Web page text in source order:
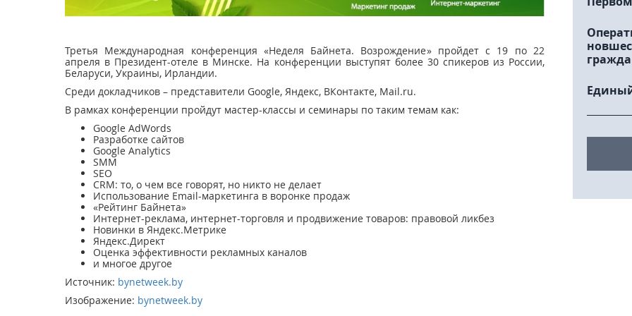
Третья Международная конференция «Неделя Байнета. Возрождение» пройдет с 19 по 22
апреля в Президент-отеле в Минске. На конференции выступят более 30 спикеров из России,
Беларуси, Украины, Ирландии.
Среди докладчиков – представители Google, Яндекс, ВКонтакте, Mail.ru.
В рамках конференции пройдут мастер-классы и семинары по таким темам как:
Google AdWords
Разработке сайтов
Google Analytics
SMM
SEO
CRM: то, о чем все говорят, но никто не делает
Использование Email-маркетинга в воронке продаж
«Рейтинг Байнета»
Интернет-реклама, интернет-торговля и продвижение товаров: правовой ликбез
Новинки в Яндекс.Метрике
Яндекс.Директ
Оценка эффективности рекламных каналов
и многое другое
Источник: bynetweek.by
Изображение: bynetweek.by